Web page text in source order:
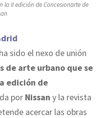
la II edición de Concesionarte de
ha sido el nexo de unión
de arte urbano que se
edición de
por Nissan y la revista
acercar las obras